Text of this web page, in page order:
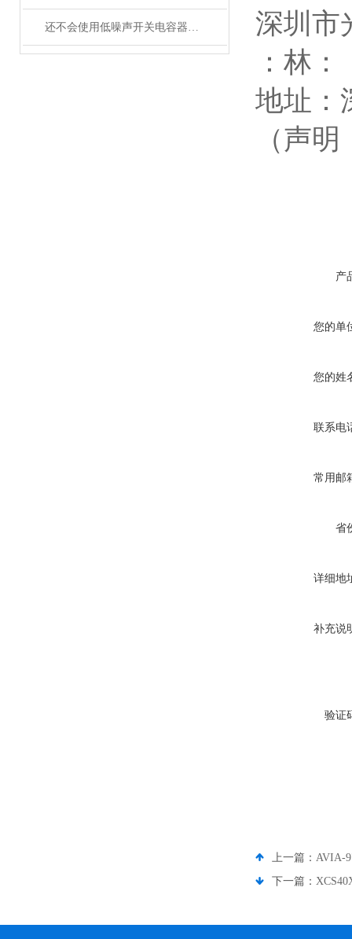
还不会使用低噪声开关电容器？进来看
深圳市
：林：
地址：
（声
产
您的单
您的姓
联系电
常用邮
省
详细地
补充说
验证
上一篇： AVIA-
下一篇：